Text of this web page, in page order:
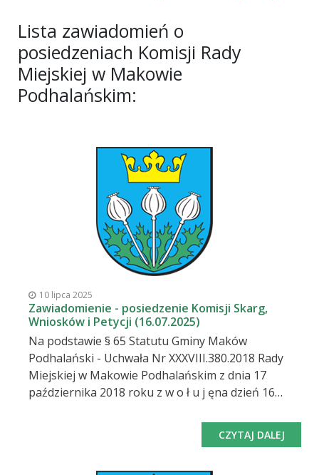
Lista zawiadomień o
posiedzeniach Komisji Rady
Miejskiej w Makowie
Podhalańskim:
10 lipca 2025
Zawiadomienie - posiedzenie Komisji Skarg,
Wniosków i Petycji (16.07.2025)
Na podstawie § 65 Statutu Gminy Maków
Podhalański - Uchwała Nr XXXVIII.380.2018 Rady
Miejskiej w Makowie Podhalańskim z dnia 17
października 2018 roku z w o ł u j ęna dzień 16
Komisji Skarg, Wniosków i Petycji w Makowie
Podhalańskim, które odbędzie się w sali narad
CZYTAJ DALEJ